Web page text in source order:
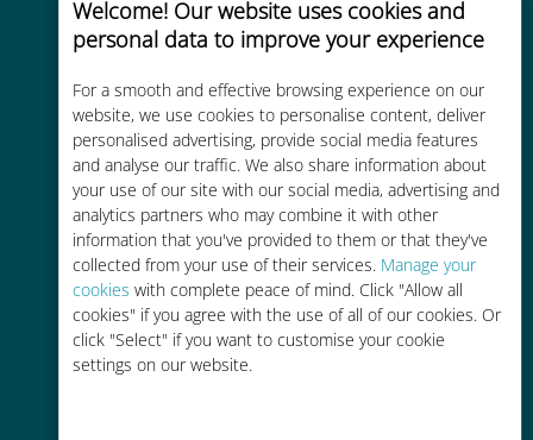
Welcome! Our website uses cookies and
personal data to improve your experience
For a smooth and effective browsing experience on our
website, we use cookies to personalise content, deliver
personalised advertising, provide social media features
and analyse our traffic. We also share information about
your use of our site with our social media, advertising and
analytics partners who may combine it with other
information that you've provided to them or that they've
collected from your use of their services. Manage your
cookies with complete peace of mind. Click "Allow all
cookies" if you agree with the use of all of our cookies. Or
click "Select" if you want to customise your cookie
settings on our website.
Kosteneffectief
Tot 90% goedkoper dan
roamingkosten bij je huidige
provider